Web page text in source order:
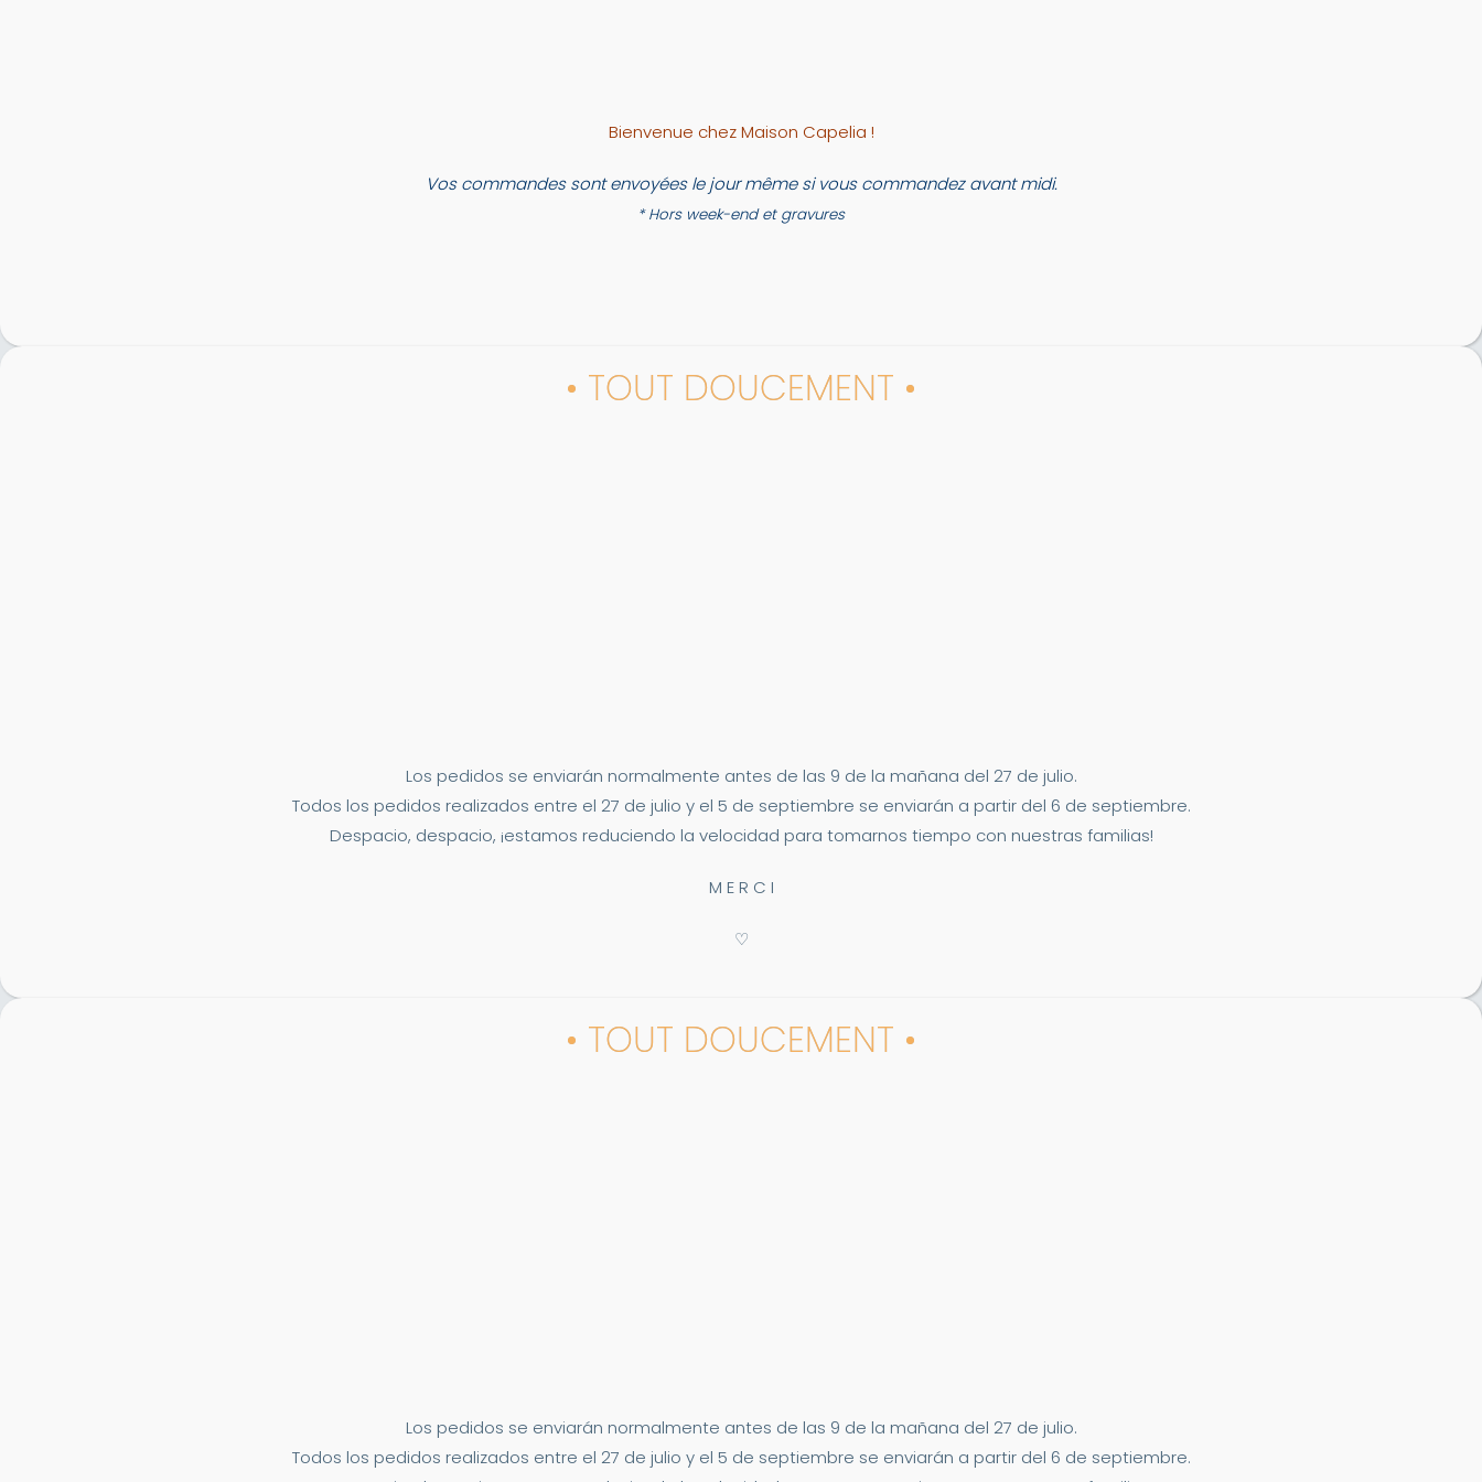
Bienvenue chez Maison Capelia !
Vos commandes sont envoyées le jour même si vous commandez avant midi.
* Hors week-end et gravures
• TOUT DOUCEMENT •
Los pedidos se enviarán normalmente antes de las 9 de la mañana del 27 de julio.
Todos los pedidos realizados entre el 27 de julio y el 5 de septiembre se enviarán a partir del 6 de septiembre.
Despacio, despacio, ¡estamos reduciendo la velocidad para tomarnos tiempo con nuestras familias!
M E R C I
♡
• TOUT DOUCEMENT •
Los pedidos se enviarán normalmente antes de las 9 de la mañana del 27 de julio.
Todos los pedidos realizados entre el 27 de julio y el 5 de septiembre se enviarán a partir del 6 de septiembre.